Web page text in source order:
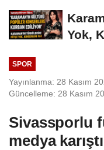
Yok,
SPOR
Yayınlanma: 28 Kasım
Güncelleme: 28 Kasım
Sivassporlu
medya karıştı